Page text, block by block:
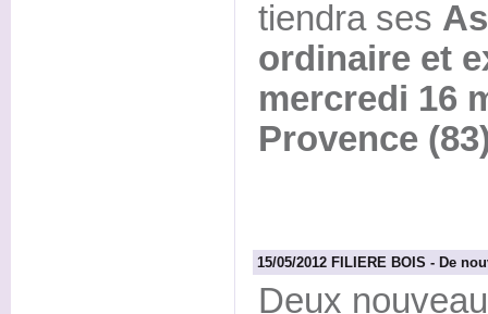
tiendra ses
ordinaire et
mercredi 16
Provence
15/05/2012 FILIERE BOIS - De
Deux